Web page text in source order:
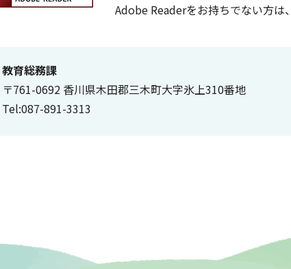
Adobe Readerをお持ちでない方は
教育総務課
〒761-0692 香川県木田郡三木町大字氷上310番地
Tel:087-891-3313